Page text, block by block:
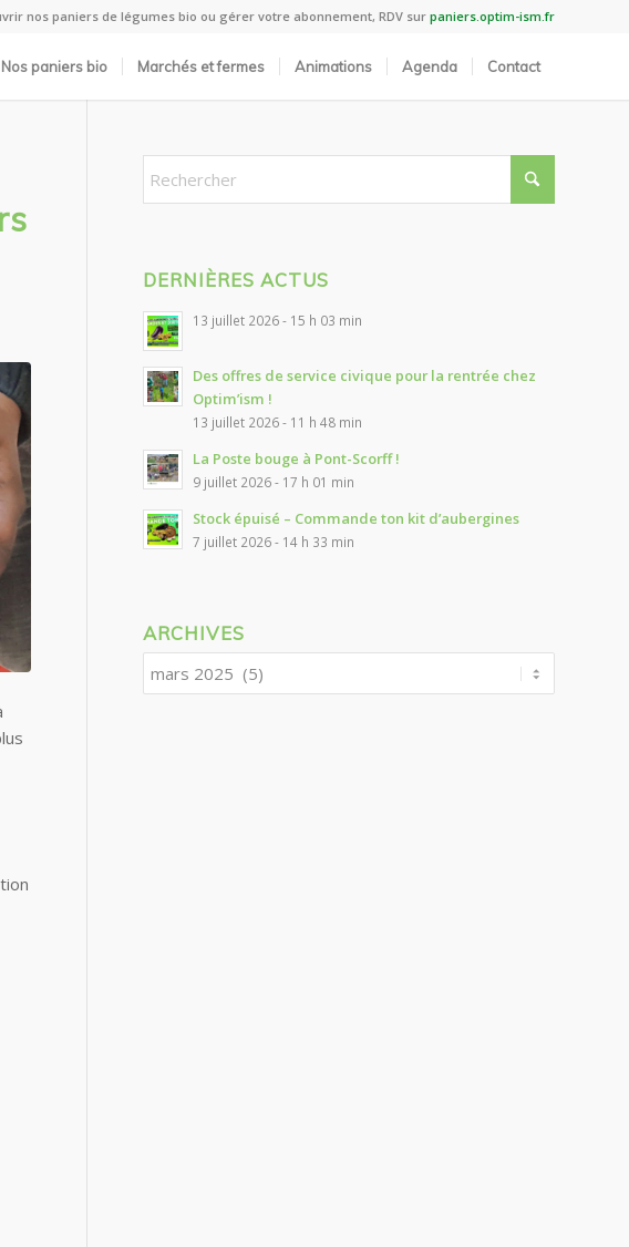
nos paniers de légumes bio ou gérer votre abonnement, RDV sur paniers.optim-ism.fr
Nos paniers bio Marchés et fermes Animations Agenda Contact
DERNIÈRES ACTUS
13 juillet 2026 - 15 h 03 min
Des offres de service civique pour la rentrée chez
Optim’ism !
13 juillet 2026 - 11 h 48 min
La Poste bouge à Pont-Scorff !
9 juillet 2026 - 17 h 01 min
Stock épuisé – Commande ton kit d’aubergines
7 juillet 2026 - 14 h 33 min
ARCHIVES